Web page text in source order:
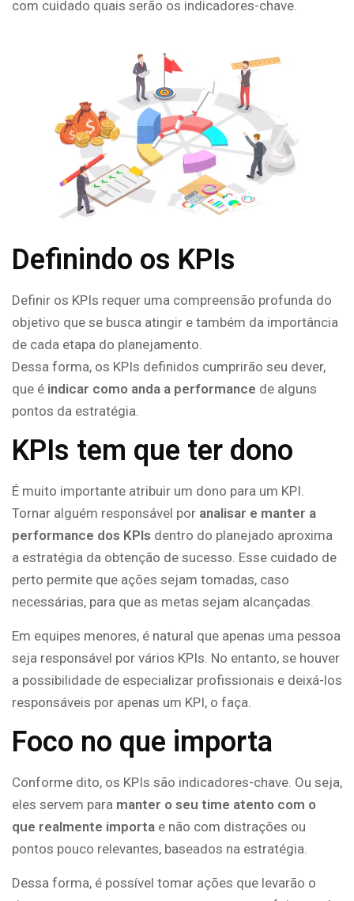
com cuidado quais serão os indicadores-chave.
Definindo os KPIs
Definir os KPIs requer uma compreensão profunda do
objetivo que se busca atingir e também da importância
de cada etapa do planejamento.
Dessa forma, os KPIs definidos cumprirão seu dever,
que é indicar como anda a performance de alguns
pontos da estratégia.
KPIs tem que ter dono
É muito importante atribuir um dono para um KPI.
Tornar alguém responsável por analisar e manter a
performance dos KPIs dentro do planejado aproxima
a estratégia da obtenção de sucesso. Esse cuidado de
perto permite que ações sejam tomadas, caso
necessárias, para que as metas sejam alcançadas.
Em equipes menores, é natural que apenas uma pessoa
seja responsável por vários KPIs. No entanto, se houver
a possibilidade de especializar profissionais e deixá-los
responsáveis por apenas um KPI, o faça.
Foco no que importa
Conforme dito, os KPIs são indicadores-chave. Ou seja,
eles servem para manter o seu time atento com o
que realmente importa e não com distrações ou
pontos pouco relevantes, baseados na estratégia.
Dessa forma, é possível tomar ações que levarão o